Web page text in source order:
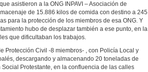
asistieron a la ONG INPAVI – Asociación de
de 15.886 kilos de comida con destino a 245
para la protección de los miembros de esa ONG. Y
hubo de desplazar también a ese punto, en la
que dificultaban los trabajos.
Protección Civil -8 miembros- , con Policía Local y
descargando y almacenando 20 toneladas de
Protestante, en la confluencia de las calles